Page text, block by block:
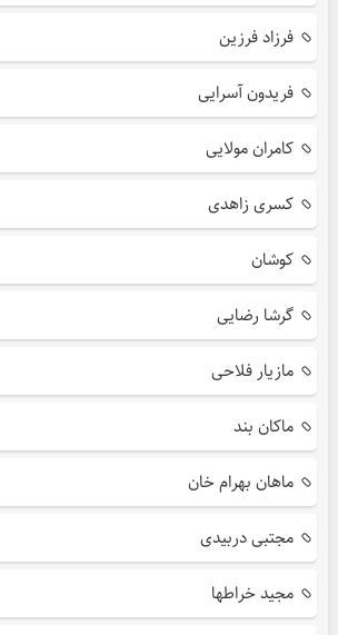
فرزاد فرزین
فریدون آسرایی
کامران مولایی
کسری زاهدی
کوشان
گرشا رضایی
مازیار فلاحی
ماکان بند
ماهان بهرام خان
مجتبی دربیدی
مجید خراطها